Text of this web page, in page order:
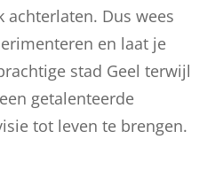
Dus wees
en laat je
stad Geel terwijl
getalenteerde
tot leven te brengen.